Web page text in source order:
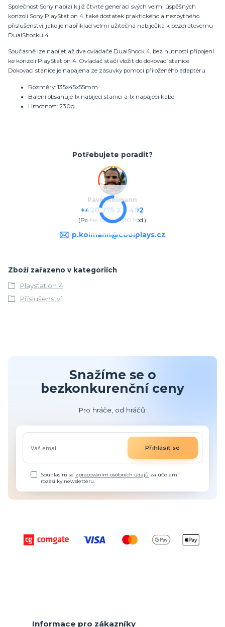
Společnost Sony nabízí k již čtvrté generaci svých velmi úspěšných
konzolí Sony PlayStation 4, také dostatek praktického a nezbytného
příslušenství, jako je například velmi užitečná nabíječka k bezdrátovému
DualShocku 4.
Současně lze nabíjet až dva ovladače DualShock 4, bez nutnosti připojení
ke konzoli PlayStation 4. Ovladač stačí vložit do dokovací stanice.
Dokovací stanice je napájena ze zásuvky pomocí přiloženého adaptéru.
Rozměry: 135x45x55mm
Balení obsahuje 1x nabíjecí stanici a 1x napájecí kabel
Hmotnost: 230g
Potřebujete poradit?
Pavel Kolmann
+420 775 211 492
(Po-Ne, 8:00-17:00 hod.)
p.kolmann@coolplays.cz
Zboží zařazeno v kategoriích
Playstation 4
Příslušenství
Snažíme se o
bezkonkurenční ceny
Pro hráče, od hráčů.
Přihlásit se
Souhlasím se zpracováním osobních údajů za účelem
rozesílky newsletteru.
Informace pro zákazníky